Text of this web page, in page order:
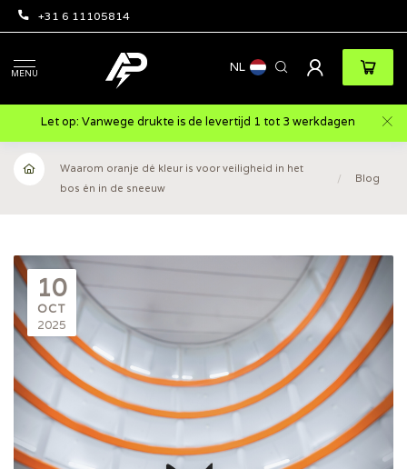
+31 6 11105814
MENU NL
Let op: Vanwege drukte is de levertijd 1 tot 3 werkdagen
Waarom oranje dé kleur is voor veiligheid in het
bos én in de sneeuw
/ Blog
10
OCT
2025